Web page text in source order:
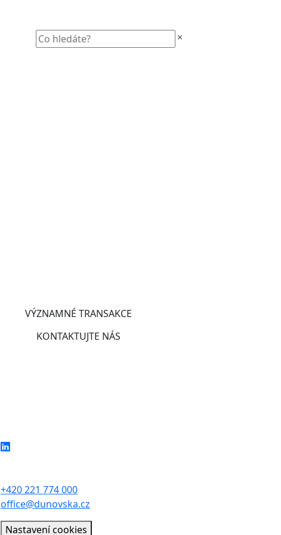
VÝZNAMNÉ TRANSAKCE
KONTAKTUJTE NÁS
+420 221 774 000
office@dunovska.cz
Nastavení cookies